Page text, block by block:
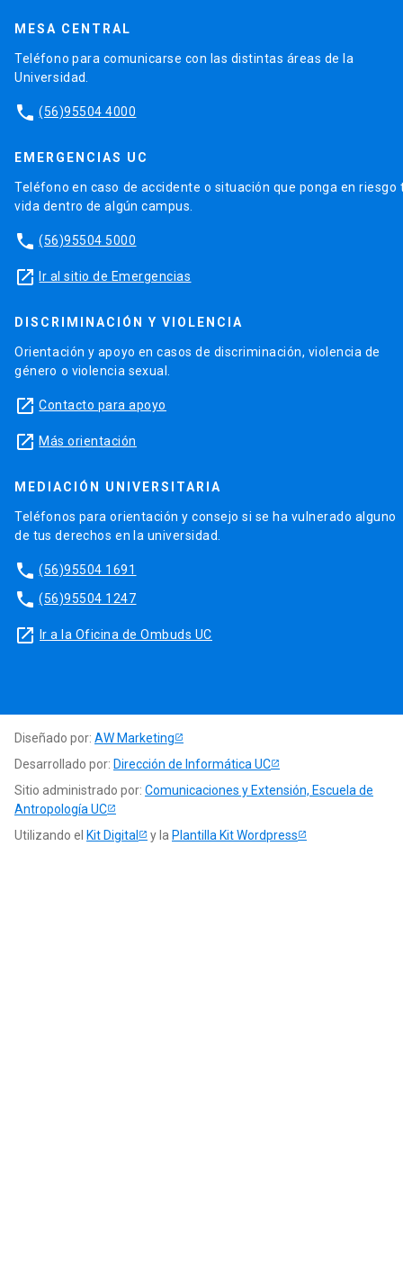
MESA CENTRAL
Teléfono para comunicarse con las distintas áreas de la
Universidad.
phone (56)95504 4000
EMERGENCIAS UC
Teléfono en caso de accidente o situación que ponga en riesgo
vida dentro de algún campus.
phone (56)95504 5000
launch Ir al sitio de Emergencias
DISCRIMINACIÓN Y VIOLENCIA
Orientación y apoyo en casos de discriminación, violencia de
género o violencia sexual.
launch Contacto para apoyo
launch Más orientación
MEDIACIÓN UNIVERSITARIA
Teléfonos para orientación y consejo si se ha vulnerado alguno
de tus derechos en la universidad.
phone (56)95504 1691
phone (56)95504 1247
launch Ir a la Oficina de Ombuds UC
Diseñado por: AW Marketing
Desarrollado por: Dirección de Informática UC
Sitio administrado por: Comunicaciones y Extensión, Escuela de
Antropología UC
Utilizando el Kit Digital y la Plantilla Kit Wordpress